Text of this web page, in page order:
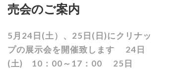
売会のご案内
5月24日(土）、25日(日)にクリナッ
プの展示会を開催致します 24日
(土) 10：00～17：00 25日